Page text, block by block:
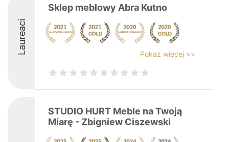
Laureaci
Sklep meblowy Abra Kutno
Pokaż więcej >>
STUDIO HURT Meble na Twoją
Miarę - Zbigniew Ciszewski